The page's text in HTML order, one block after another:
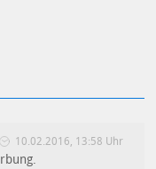
10.02.2016, 13:58 Uhr